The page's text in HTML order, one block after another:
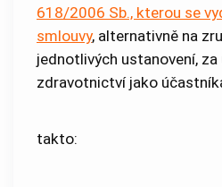
618/2006 Sb., kterou se
smlouvy, alternativně na
jednotlivých ustanovení,
zdravotnictví jako
takto: